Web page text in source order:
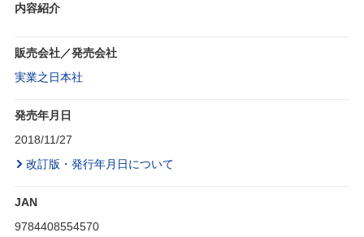
内容紹介
販売会社／発売会社
実業之日本社
発売年月日
2018/11/27
改訂版・発行年月日について
JAN
9784408554570